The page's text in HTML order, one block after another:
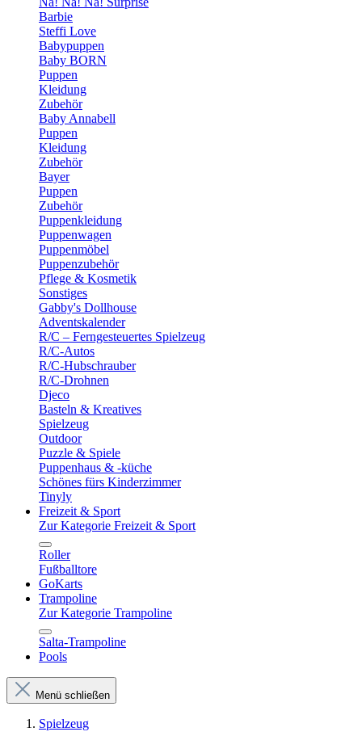
Barbie
Steffi Love
Babypuppen
Baby BORN
Puppen
Kleidung
Zubehör
Baby Annabell
Puppen
Kleidung
Zubehör
Bayer
Puppen
Zubehör
Puppenkleidung
Puppenwagen
Puppenmöbel
Puppenzubehör
Pflege & Kosmetik
Sonstiges
Gabby's Dollhouse
Adventskalender
R/C – Ferngesteuertes Spielzeug
R/C-Autos
R/C-Hubschrauber
R/C-Drohnen
Djeco
Basteln & Kreatives
Spielzeug
Outdoor
Puzzle & Spiele
Puppenhaus & -küche
Schönes fürs Kinderzimmer
Tinyly
Freizeit & Sport
Zur Kategorie Freizeit & Sport
Roller
Fußballtore
GoKarts
Trampoline
Zur Kategorie Trampoline
Salta-Trampoline
Pools
Menü schließen
Spielzeug